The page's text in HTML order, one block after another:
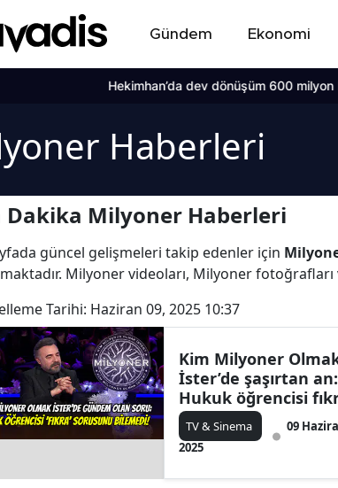
Gündem Ekonomi
Hekimhan’da dev dönüşüm 600 milyon liralık çarşı
Haberleri
Dakika Milyoner Haberleri
güncel gelişmeleri takip edenler için
Milyoner videoları, Milyoner
Tarihi: Haziran 09, 2025 10:37
Kim Milyoner
İster’de şaşırtan an:
Hukuk öğrencisi
sorusunu bilemedi
TV & Sinema
09
2025